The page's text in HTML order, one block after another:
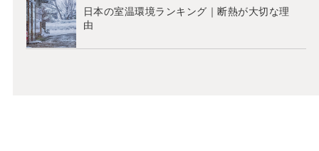
日本の室温環境ランキング｜断熱が大切な理
由